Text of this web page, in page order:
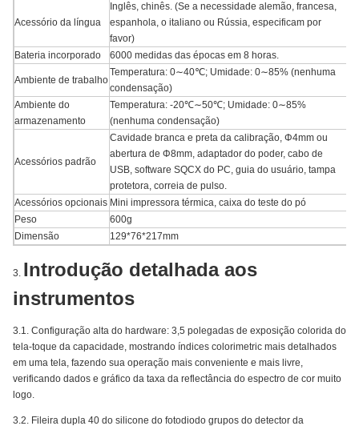
Acessório da língua
Inglês, chinês. (Se a necessidade alemão, francesa,
espanhola, o italiano ou Rússia, especificam por
favor)
Bateria incorporado
6000 medidas das épocas em 8 horas.
Ambiente de trabalho
Temperatura: 0∼40℃; Umidade: 0∼85% (nenhuma
condensação)
Ambiente do
armazenamento
Temperatura: -20℃∼50℃; Umidade: 0∼85%
(nenhuma condensação)
Acessórios padrão
Cavidade branca e preta da calibração, Φ4mm ou
abertura de Φ8mm, adaptador do poder, cabo de
USB, software SQCX do PC, guia do usuário, tampa
protetora, correia de pulso.
Acessórios opcionais Mini impressora térmica, caixa do teste do pó
Peso
600g
Dimensão
129*76*217mm
3. Introdução detalhada aos
instrumentos
3.1. Configuração alta do hardware: 3,5 polegadas de exposição colorida do
tela-toque da capacidade, mostrando índices colorimetric mais detalhados
em uma tela, fazendo sua operação mais conveniente e mais livre,
verificando dados e gráfico da taxa da reflectância do espectro de cor muito
logo.
3.2. Fileira dupla 40 do silicone do fotodiodo grupos do detector da